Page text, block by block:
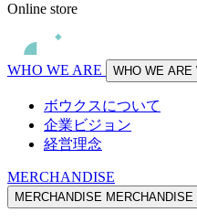
Online store
WHO WE ARE WHO WE ARE
ボウクスについて
企業ビジョン
経営理念
MERCHANDISE
MERCHANDISE